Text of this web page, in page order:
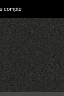
compte